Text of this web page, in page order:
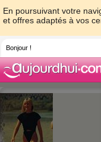
En poursuivant votre
et offres adaptés à vos
Bonjour !